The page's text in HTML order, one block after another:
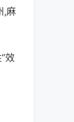
,麻
效